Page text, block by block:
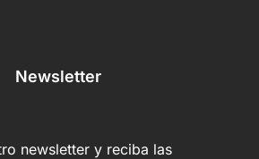
Newsletter
newsletter y reciba las